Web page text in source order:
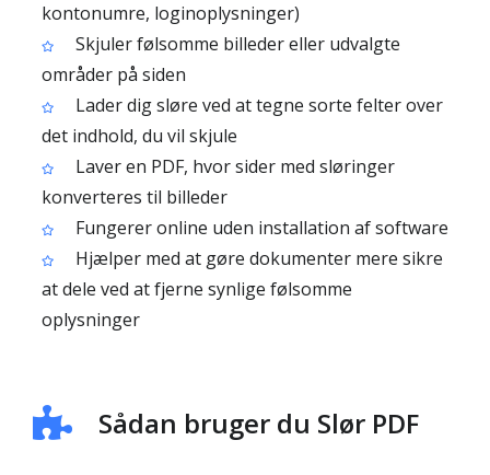
kontonumre, loginoplysninger)
Skjuler følsomme billeder eller udvalgte
områder på siden
Lader dig sløre ved at tegne sorte felter over
det indhold, du vil skjule
Laver en PDF, hvor sider med sløringer
konverteres til billeder
Fungerer online uden installation af software
Hjælper med at gøre dokumenter mere sikre
at dele ved at fjerne synlige følsomme
oplysninger
Sådan bruger du Slør PDF